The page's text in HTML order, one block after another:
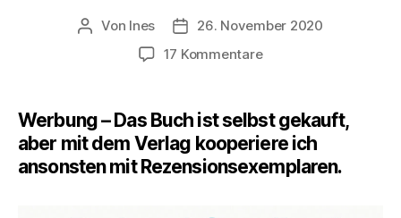
Beitragsautor
Von Ines Veröffentlichungsdatum
26. November 2020
17 Kommentarezu
und
Freundschaft
im
Wien
Werbung – Das Buch ist selbst gekauft,
aber mit dem Verlag kooperiere ich
ansonsten mit Rezensionsexemplaren.